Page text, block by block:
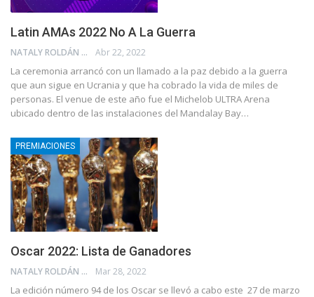
Latin AMAs 2022 No A La Guerra
NATALY ROLDÁN Abr 22, 2022
La ceremonia arrancó con un llamado a la paz debido a la guerra
que aun sigue en Ucrania y que ha cobrado la vida de miles de
personas. El venue de este año fue el Michelob ULTRA Arena
ubicado dentro de las instalaciones del Mandalay Bay…
PREMIACIONES
Oscar 2022: Lista de Ganadores
NATALY ROLDÁN Mar 28, 2022
La edición número 94 de los Oscar se llevó a cabo este 27 de marzo